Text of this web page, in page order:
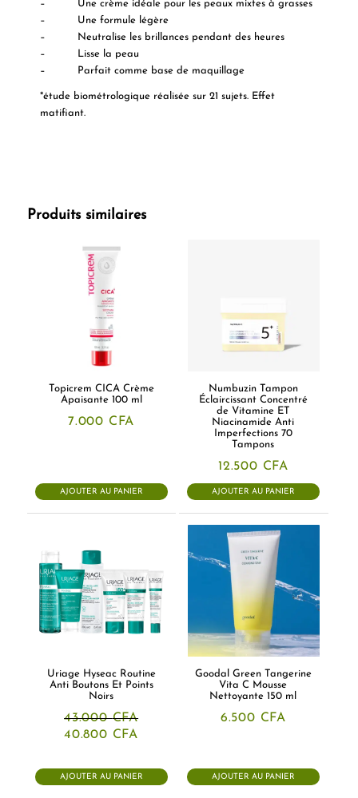
– Une crème idéale pour les peaux mixtes à grasses
– Une formule légère
– Neutralise les brillances pendant des heures
– Lisse la peau
– Parfait comme base de maquillage
*étude biométrologique réalisée sur 21 sujets. Effet
matifiant.
Produits similaires
Topicrem CICA Crème
Apaisante 100 ml
7.000 CFA
AJOUTER AU PANIER
Numbuzin Tampon
Éclaircissant Concentré
de Vitamine ET
Niacinamide Anti
Imperfections 70
Tampons
12.500 CFA
AJOUTER AU PANIER
Uriage Hyseac Routine
Anti Boutons Et Points
Noirs
43.000CFA
Le
était :
43.000 CFA.
40.800 CFA
est :
40.800 CFA.
AJOUTER AU PANIER
Goodal Green Tangerine
Vita C Mousse
Nettoyante 150 ml
6.500 CFA
AJOUTER AU PANIER